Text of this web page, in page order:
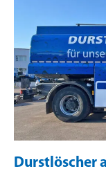
Durstlöscher